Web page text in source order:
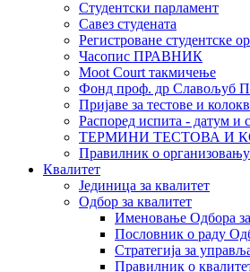
Студентски парламент
Савез студената
Регистроване студентске
Часопис ПРАВНИК
Moot Court такмичење
Фонд проф. др Славољуб
Пријаве за тестове и
Распоред испита - датум и
ТЕРМИНИ ТЕСТОВА И
Правилник о
Квалитет
Јединица за квалитет
Одбор за квалитет
Именовање Одбора
Пословник о раду
Стратегија за
Правилник о